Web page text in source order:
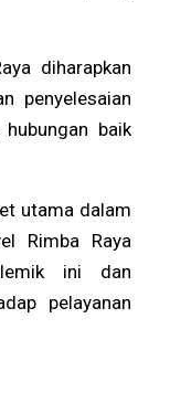
diharapkan
penyelesaian
baik
utama dalam
Rimba Raya
ini dan
pelayanan